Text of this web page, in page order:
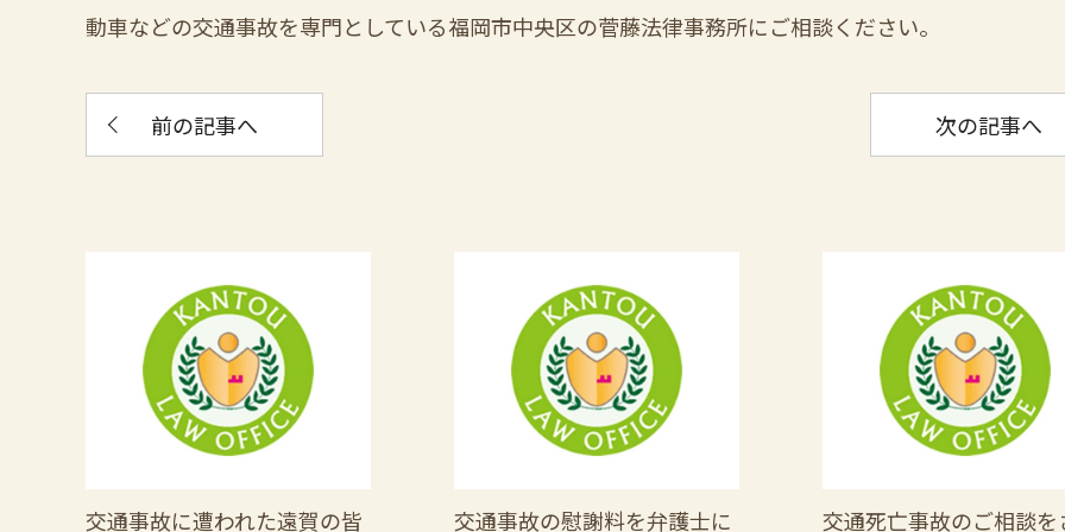
動車などの交通事故を専門としている福岡市中央区の菅藤法律事務所にご相談ください。
前の記事へ 次の記事へ
交通事故に遭われた遠賀の皆 交通事故の慰謝料を弁護士に 交通死亡事故のご相談を